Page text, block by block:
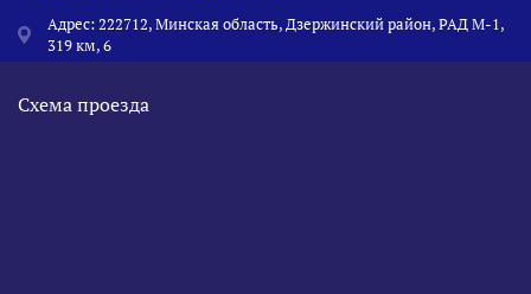
Адрес: 222712, Минская область, Дзержинский район, РАД М-1,
319 км, 6
Схема проезда